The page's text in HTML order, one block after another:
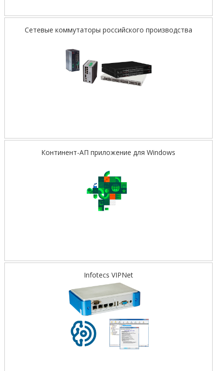
Сетевые коммутаторы российского производства
Континент-АП приложение для Windows
Infotecs VIPNet